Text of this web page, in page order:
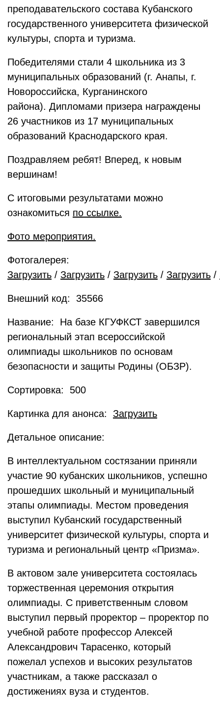
преподавательского состава Кубанского
государственного университета физической
культуры, спорта и туризма.
Победителями стали 4 школьника из 3
муниципальных образований (г. Анапы, г.
Новороссийска, Курганинского
района). Дипломами призера награждены
26 участников из 17 муниципальных
образований Краснодарского края.
Поздравляем ребят! Вперед, к новым
вершинам!
С итоговыми результатами можно
ознакомиться по ссылке.
Фото мероприятия.
Фотогалерея:
Загрузить / Загрузить / Загрузить / Загрузить /
Внешний код: 35566
Название: На базе КГУФКСТ завершился
региональный этап всероссийской
олимпиады школьников по основам
безопасности и защиты Родины (ОБЗР).
Сортировка: 500
Картинка для анонса: Загрузить
Детальное описание:
В интеллектуальном состязании приняли
участие 90 кубанских школьников, успешно
прошедших школьный и муниципальный
этапы олимпиады. Местом проведения
выступил Кубанский государственный
университет физической культуры, спорта и
туризма и региональный центр «Призма».
В актовом зале университета состоялась
торжественная церемония открытия
олимпиады. С приветственным словом
выступил первый проректор – проректор по
учебной работе профессор Алексей
Александрович Тарасенко, который
пожелал успехов и высоких результатов
участникам, а также рассказал о
достижениях вуза и студентов.